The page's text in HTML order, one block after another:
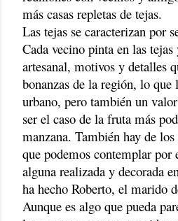
más casas repletas de tejas.
Las tejas se caracterizan por
Cada vecino pinta en las
artesanal, motivos y detalles
bonanzas de la región, lo
urbano, pero también un
ser el caso de la fruta más
manzana. También hay de
que podemos contemplar por
alguna realizada y decorada
ha hecho Roberto, el marido
Aunque es algo que pueda